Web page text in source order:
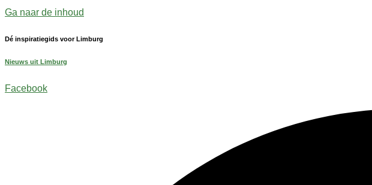
Ga naar de inhoud
Dé inspiratiegids voor Limburg
Nieuws uit Limburg
Facebook